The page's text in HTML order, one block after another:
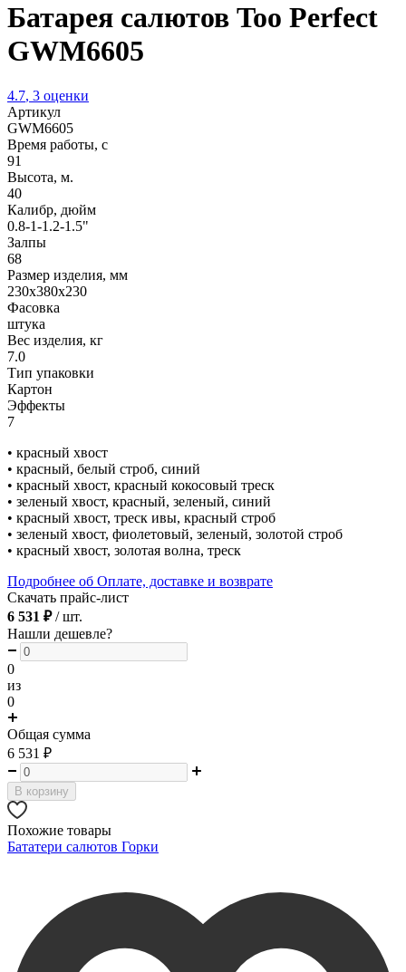
Батарея салютов Too Perfect
GWM6605
4.7, 3 оценки
Артикул
GWM6605
Время работы, с
91
Высота, м.
40
Калибр, дюйм
0.8-1-1.2-1.5"
Залпы
68
Размер изделия, мм
230х380х230
Фасовка
штука
Вес изделия, кг
7.0
Тип упаковки
Картон
Эффекты
7
• красный хвост
• красный, белый строб, синий
• красный хвост, красный кокосовый треск
• зеленый хвост, красный, зеленый, синий
• красный хвост, треск ивы, красный строб
• зеленый хвост, фиолетовый, зеленый, золотой строб
• красный хвост, золотая волна, треск
Подробнее об Оплате, доставке и возврате
Скачать прайс-лист
6 531 ₽ / шт.
Нашли дешевле?
0
из
0
Общая сумма
6 531 ₽
В корзину
Похожие товары
Бататери салютов Горки